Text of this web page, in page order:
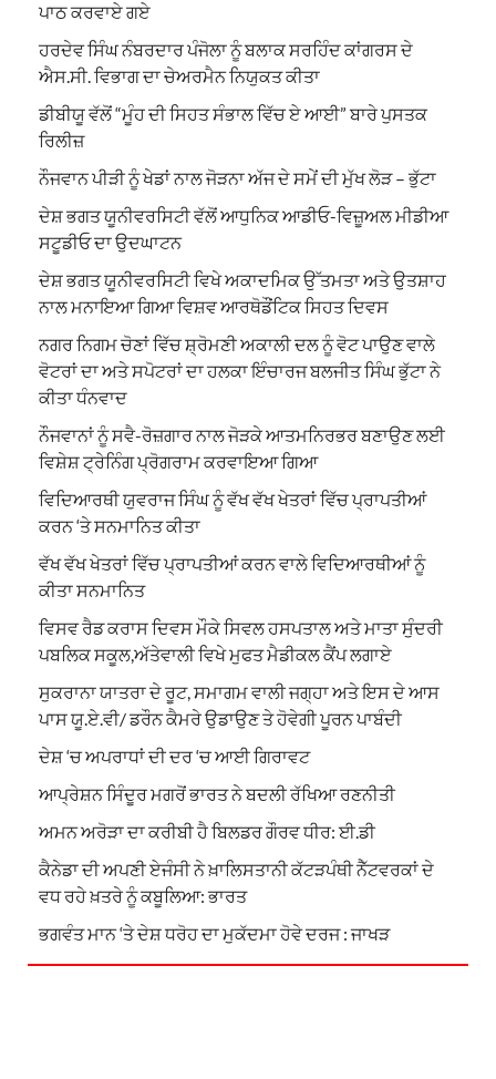
ਪਾਠ ਕਰਵਾਏ ਗਏ
ਹਰਦੇਵ ਸਿੰਘ ਨੰਬਰਦਾਰ ਪੰਜੋਲਾ ਨੂੰ ਬਲਾਕ ਸਰਹਿੰਦ ਕਾਂਗਰਸ ਦੇ
ਐਸ.ਸੀ. ਵਿਭਾਗ ਦਾ ਚੇਅਰਮੈਨ ਨਿਯੁਕਤ ਕੀਤਾ
ਡੀਬੀਯੂ ਵੱਲੋਂ “ਮੂੰਹ ਦੀ ਸਿਹਤ ਸੰਭਾਲ ਵਿੱਚ ਏ ਆਈ” ਬਾਰੇ ਪੁਸਤਕ
ਰਿਲੀਜ਼
ਨੌਜਵਾਨ ਪੀੜੀ ਨੂੰ ਖੇਡਾਂ ਨਾਲ ਜੋੜਨਾ ਅੱਜ ਦੇ ਸਮੇਂ ਦੀ ਮੁੱਖ ਲੋੜ – ਭੁੱਟਾ
ਦੇਸ਼ ਭਗਤ ਯੂਨੀਵਰਸਿਟੀ ਵੱਲੋਂ ਆਧੁਨਿਕ ਆਡੀਓ-ਵਿਜ਼ੂਅਲ ਮੀਡੀਆ
ਸਟੂਡੀਓ ਦਾ ਉਦਘਾਟਨ
ਦੇਸ਼ ਭਗਤ ਯੂਨੀਵਰਸਿਟੀ ਵਿਖੇ ਅਕਾਦਮਿਕ ਉੱਤਮਤਾ ਅਤੇ ਉਤਸ਼ਾਹ
ਨਾਲ ਮਨਾਇਆ ਗਿਆ ਵਿਸ਼ਵ ਆਰਥੋਡੌਂਟਿਕ ਸਿਹਤ ਦਿਵਸ
ਨਗਰ ਨਿਗਮ ਚੋਣਾਂ ਵਿੱਚ ਸ਼੍ਰੋਮਣੀ ਅਕਾਲੀ ਦਲ ਨੂੰ ਵੋਟ ਪਾਉਣ ਵਾਲੇ
ਵੋਟਰਾਂ ਦਾ ਅਤੇ ਸਪੋਟਰਾਂ ਦਾ ਹਲਕਾ ਇੰਚਾਰਜ ਬਲਜੀਤ ਸਿੰਘ ਭੁੱਟਾ ਨੇ
ਕੀਤਾ ਧੰਨਵਾਦ
ਨੌਜਵਾਨਾਂ ਨੂੰ ਸਵੈ-ਰੋਜ਼ਗਾਰ ਨਾਲ ਜੋੜਕੇ ਆਤਮਨਿਰਭਰ ਬਣਾਉਣ ਲਈ
ਵਿਸ਼ੇਸ਼ ਟ੍ਰੇਨਿੰਗ ਪ੍ਰੋਗਰਾਮ ਕਰਵਾਇਆ ਗਿਆ
ਵਿਦਿਆਰਥੀ ਯੁਵਰਾਜ ਸਿੰਘ ਨੂੰ ਵੱਖ ਵੱਖ ਖੇਤਰਾਂ ਵਿੱਚ ਪ੍ਰਾਪਤੀਆਂ
ਕਰਨ ‘ਤੇ ਸਨਮਾਨਿਤ ਕੀਤਾ
ਵੱਖ ਵੱਖ ਖੇਤਰਾਂ ਵਿੱਚ ਪ੍ਰਾਪਤੀਆਂ ਕਰਨ ਵਾਲੇ ਵਿਦਿਆਰਥੀਆਂ ਨੂੰ
ਕੀਤਾ ਸਨਮਾਨਿਤ
ਵਿਸਵ ਰੈਡ ਕਰਾਸ ਦਿਵਸ ਮੌਕੇ ਸਿਵਲ ਹਸਪਤਾਲ ਅਤੇ ਮਾਤਾ ਸੁੰਦਰੀ
ਪਬਲਿਕ ਸਕੂਲ,ਅੱਤੇਵਾਲੀ ਵਿਖੇ ਮੁਫਤ ਮੈਡੀਕਲ ਕੈਂਪ ਲਗਾਏ
ਸੁਕਰਾਨਾ ਯਾਤਰਾ ਦੇ ਰੂਟ, ਸਮਾਗਮ ਵਾਲੀ ਜਗ੍ਹਾ ਅਤੇ ਇਸ ਦੇ ਆਸ
ਪਾਸ ਯੂ.ਏ.ਵੀ/ ਡਰੌਨ ਕੈਮਰੇ ਉਡਾਉਣ ਤੇ ਹੋਵੇਗੀ ਪੂਰਨ ਪਾਬੰਦੀ
ਦੇਸ਼ ‘ਚ ਅਪਰਾਧਾਂ ਦੀ ਦਰ ‘ਚ ਆਈ ਗਿਰਾਵਟ
ਆਪ੍ਰੇਸ਼ਨ ਸਿੰਦੂਰ ਮਗਰੋਂ ਭਾਰਤ ਨੇ ਬਦਲੀ ਰੱਖਿਆ ਰਣਨੀਤੀ
ਅਮਨ ਅਰੋੜਾ ਦਾ ਕਰੀਬੀ ਹੈ ਬਿਲਡਰ ਗੌਰਵ ਧੀਰ: ਈ.ਡੀ
ਕੈਨੇਡਾ ਦੀ ਅਪਣੀ ਏਜੰਸੀ ਨੇ ਖ਼ਾਲਿਸਤਾਨੀ ਕੱਟੜਪੰਥੀ ਨੈੱਟਵਰਕਾਂ ਦੇ
ਵਧ ਰਹੇ ਖ਼ਤਰੇ ਨੂੰ ਕਬੂਲਿਆ: ਭਾਰਤ
ਭਗਵੰਤ ਮਾਨ ‘ਤੇ ਦੇਸ਼ ਧਰੋਹ ਦਾ ਮੁਕੱਦਮਾ ਹੋਵੇ ਦਰਜ : ਜਾਖੜ